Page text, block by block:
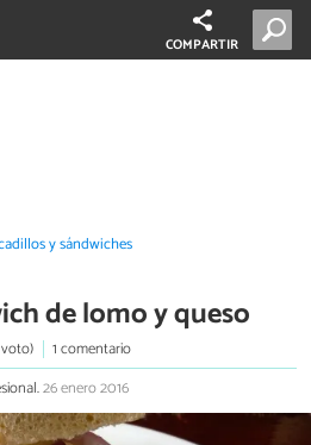
COMPARTIR
y sándwiches
de lomo y queso
1 comentario
26 enero 2016